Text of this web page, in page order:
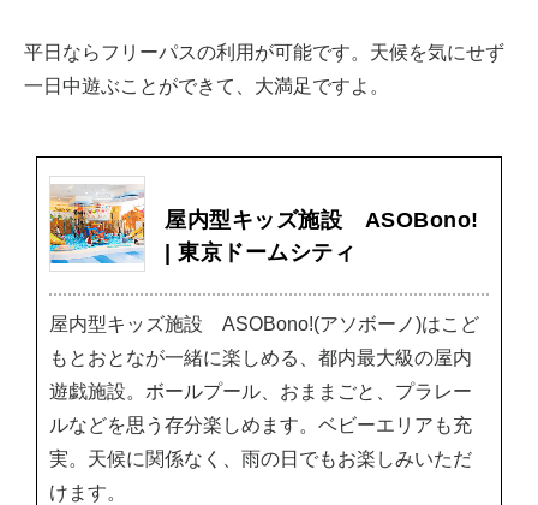
平日ならフリーパスの利用が可能です。天候を気にせず
一日中遊ぶことができて、大満足ですよ。
屋内型キッズ施設 ASOBono!
| 東京ドームシティ
屋内型キッズ施設 ASOBono!(アソボーノ)はこど
もとおとなが一緒に楽しめる、都内最大級の屋内
遊戯施設。ボールプール、おままごと、プラレー
ルなどを思う存分楽しめます。ベビーエリアも充
実。天候に関係なく、雨の日でもお楽しみいただ
けます。